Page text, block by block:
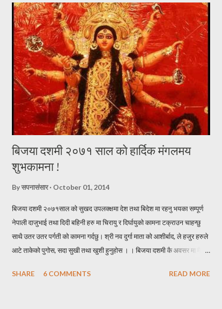
बिजया दशमी २०७१ साल को हार्दिक मंगलमय
शुभकामना !
Byसपनासंसार October 01, 2014
बिजया दशमी २०७१साल को सुखद उपलक्क्षमा देश तथा बिदेश मा रहनु भयका सम्पूर्ण
नेपाली दाजुभाई तथा दिदी बहिनी हरु मा चिरायु र दिर्घायुको कामना टक्राउन चाहन्छु
साथै उतर उतर पर्गती को कामना गर्दछु। श्री नव दुर्गा माता को आशीर्बाद, ले हजुर हरुले
आटे ताकेको पुगोस, सदा सुखी तथा खुशी हुनुहोस । । बिजया दशमी कै अवसर मा मैले
* * * * * * * दशै * * * * * * * * * निरासाले घेरे पनि, आशा त्यसै कहा मरेको छ र
SHARE 6 COMMENTS READ MORE